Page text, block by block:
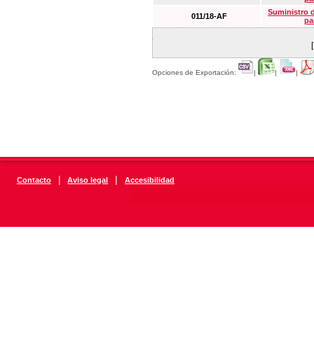
011/18-AF
Suministro
Opciones de Exportación: | | |
Contacto | Aviso legal | Accesibilidad